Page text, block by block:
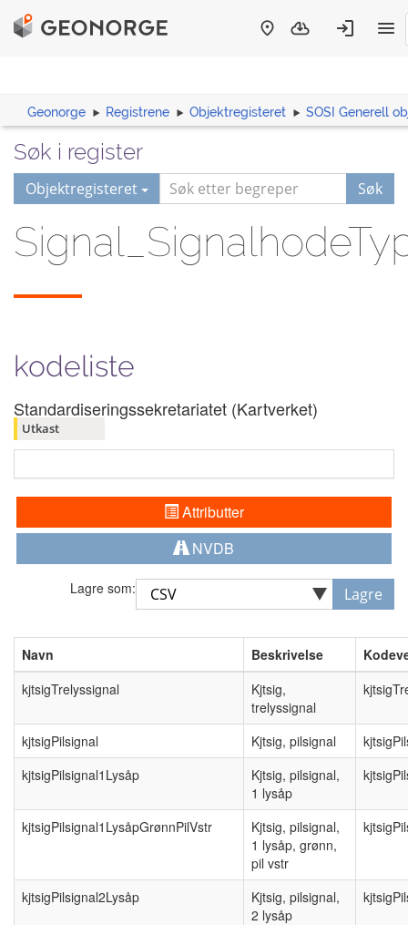
Geonorge Registrene Objektregisteret SOSI Generell
Søk i register
Objektregisteret Søk
kodeliste
Standardiseringssekretariatet (Kartverket)
Utkast
Attributter
NVDB
Lagre som: Lagre
Navn Beskrivelse
kjtsigTrelyssignal
Kjtsig,
trelyssignal
kjtsigPilsignal Kjtsig, pilsignal
kjtsigPilsignal1Lysåp
Kjtsig, pilsignal,
1 lysåp
kjtsigPilsignal1LysåpGrønnPilVstr
Kjtsig, pilsignal,
1 lysåp, grønn,
pil vstr
kjtsigPilsignal2Lysåp
Kjtsig, pilsignal,
2 lysåp